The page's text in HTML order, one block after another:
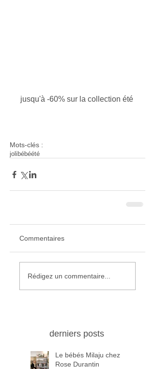
Mots-clés :
joli bébéété
Commentaires
Rédigez un commentaire...
derniers posts
Le bébés Milaju chez
Rose Durantin